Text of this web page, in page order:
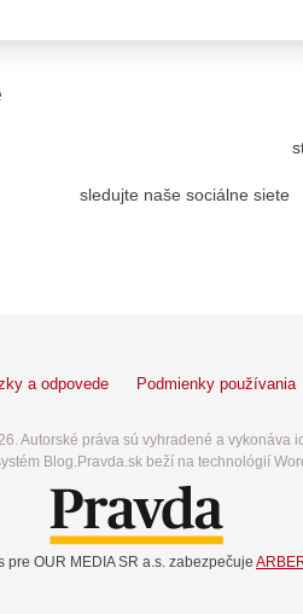
sledujte naše sociálne siete
a odpovede Podmienky používania
Autorské práva sú vyhradené a vykonáva
Blog.Pravda.sk beží na technológií
pre OUR MEDIA SR a.s. zabezpečuje